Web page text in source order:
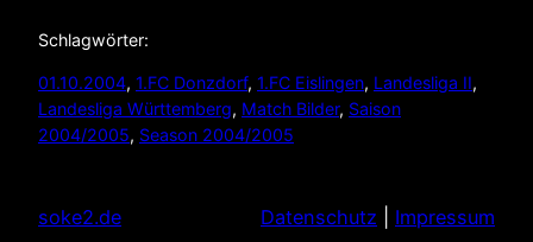
Schlagwörter:
01.10.2004, 1.FC Donzdorf, 1.FC Eislingen, Landesliga II
Landesliga Württemberg, Match Bilder, Saison
2004/2005, Season 2004/2005
soke2.de Datenschutz Impressum